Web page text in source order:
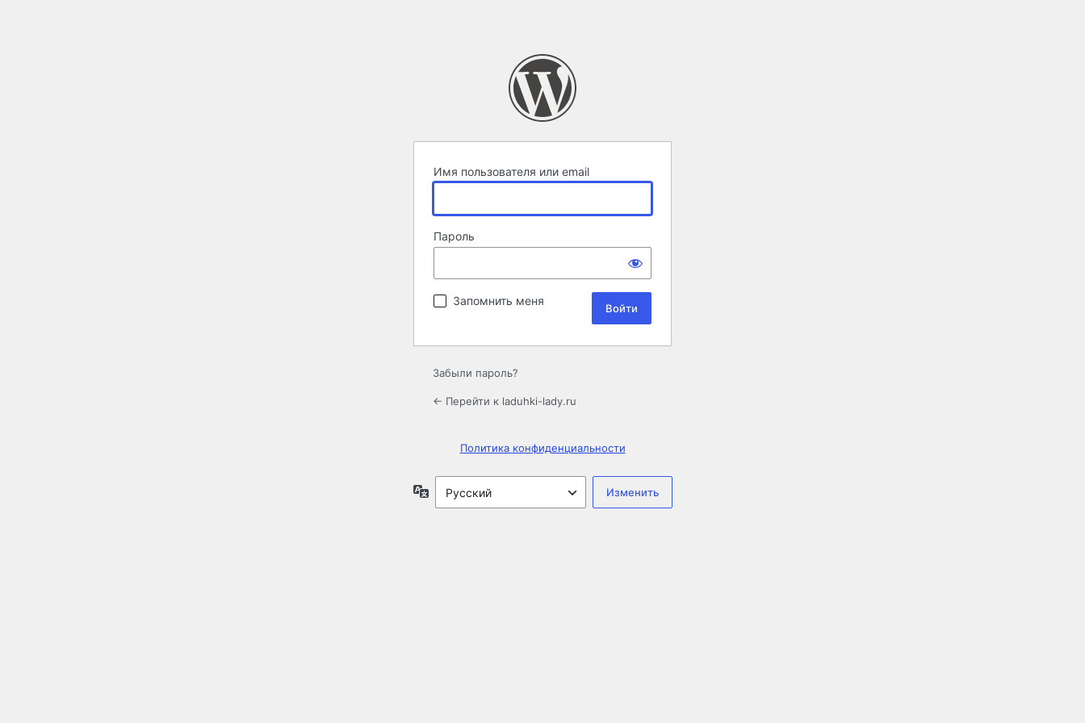
Имя пользователя или email
Пароль
Запомнить меня
Забыли пароль?
← Перейти к laduhki-lady.ru
Политика конфиденциальности
Язык